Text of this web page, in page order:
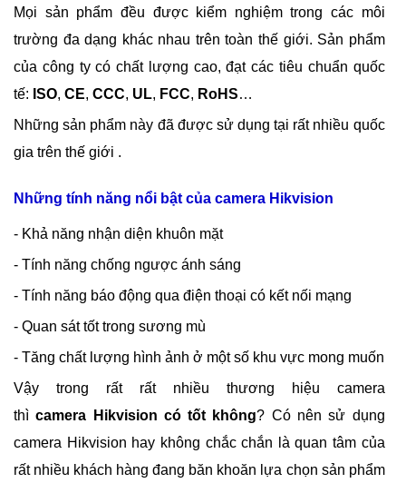
Mọi sản phẩm đều được kiểm nghiệm trong các môi
trường đa dạng khác nhau trên toàn thế giới. Sản phẩm
của công ty có chất lượng cao, đạt các tiêu chuẩn quốc
tế: ISO, CE, CCC, UL, FCC, RoHS…
Những sản phẩm này đã được sử dụng tại rất nhiều quốc
gia trên thế giới .
Những tính năng nổi bật của camera Hikvision
- Khả năng nhận diện khuôn mặt
- Tính năng chống ngược ánh sáng
- Tính năng báo động qua điện thoại có kết nối mạng
- Quan sát tốt trong sương mù
- Tăng chất lượng hình ảnh ở một số khu vực mong muốn
Vậy trong rất rất nhiều thương hiệu camera
thìcamera Hikvision có tốt không? Có nên sử dụng
camera Hikvision hay không chắc chắn là quan tâm của
rất nhiều khách hàng đang băn khoăn lựa chọn sản phẩm